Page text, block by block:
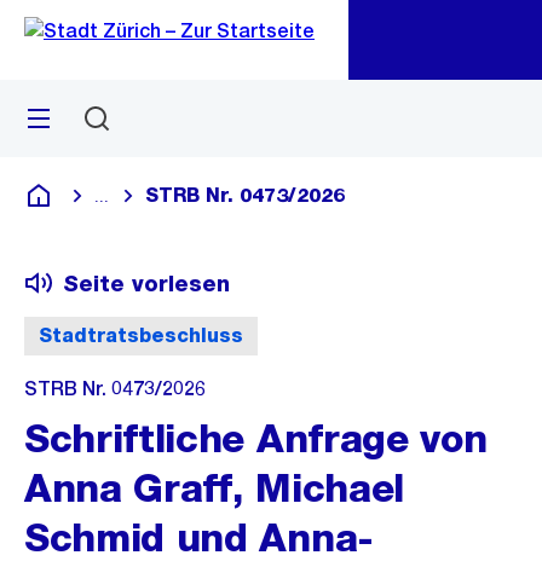
Navigation
Sprunglink
Menü
Deutsch
Blende alle Breadcrumbs ein
STRB Nr. 0473/2026
Stadtratsbeschluss
Seite vorlesen
STRB Nr. 0473/2026
Schriftliche Anfrage von
Anna Graff, Michael
Schmid und Anna-